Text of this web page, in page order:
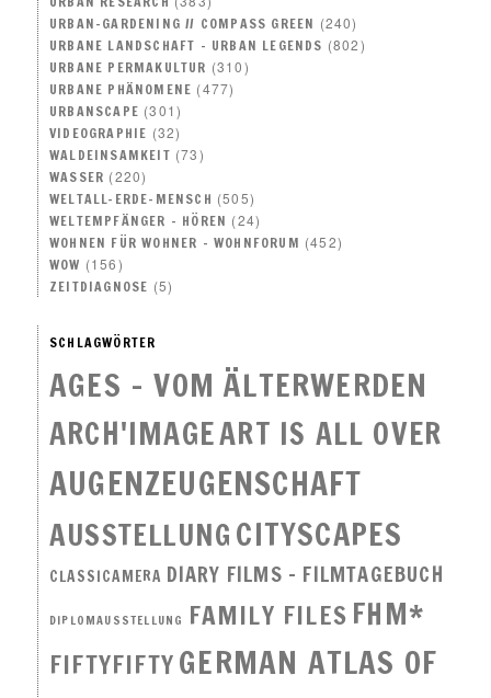
URBAN-GARDENING // COMPASS GREEN (240)
URBANE LANDSCHAFT – URBAN LEGENDS (802)
URBANE PERMAKULTUR (310)
URBANE PHÄNOMENE (477)
URBANSCAPE (301)
VIDEOGRAPHIE (32)
WALDEINSAMKEIT (73)
WASSER (220)
WELTALL-ERDE-MENSCH (505)
WELTEMPFÄNGER – HÖREN (24)
WOHNEN FÜR WOHNER – WOHNFORUM (452)
WOW (156)
ZEITDIAGNOSE (5)
SCHLAGWÖRTER
AGES - VOM ÄLTERWERDEN
ARCH'IMAGEART IS ALL OVER
AUGENZEUGENSCHAFT
AUSSTELLUNGCITYSCAPES
CLASSICAMERA DIARY FILMS – FILMTAGEBUCH
DIPLOMAUSSTELLUNG FAMILY FILES FHM*
FIFTYFIFTYGERMAN ATLAS OF